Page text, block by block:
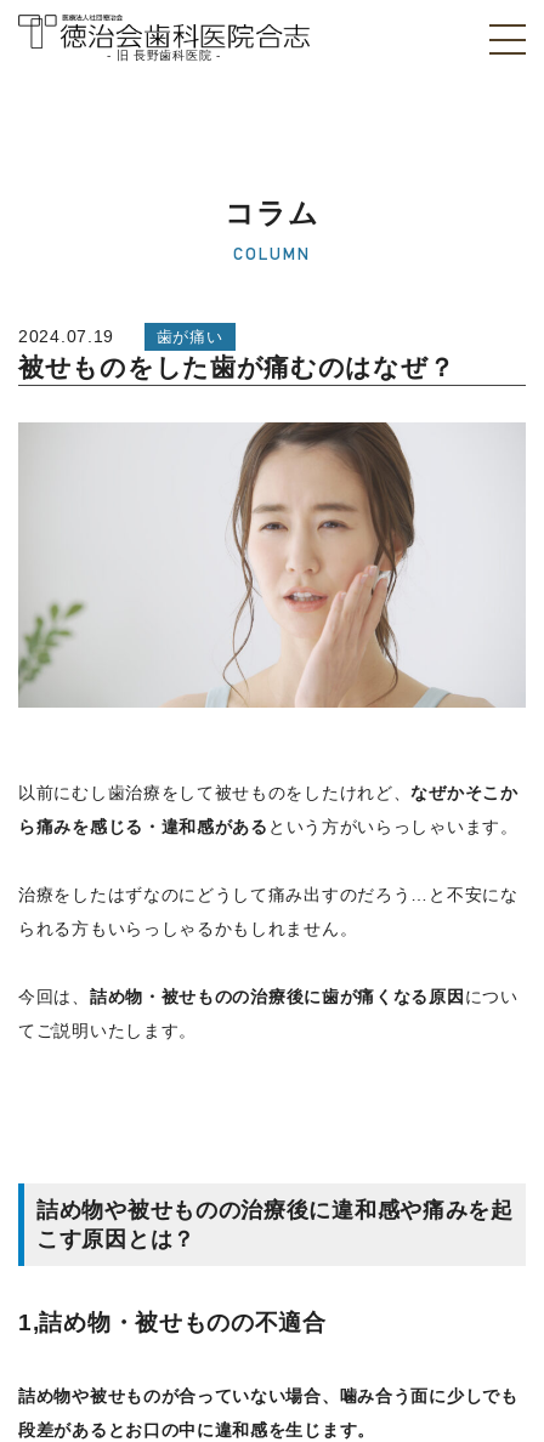
医院]｜熊本県合志
- 旧 長野歯科医院 -
コラム
COLUMN
2024.07.19 歯が痛い
被せものをした歯が痛むのはなぜ？
以前にむし歯治療をして被せものをしたけれど、なぜかそこか
ら痛みを感じる・違和感がある という方がいらっしゃいます。
治療をしたはずなのにどうして痛み出すのだろう…と不安にな
られる方もいらっしゃるかもしれません。
今回は、 詰め物・被せものの治療後に歯が痛くなる原因 につい
てご説明いたします。
詰め物や被せものの治療後に違和感や痛みを起
こす原因とは？
1,詰め物・被せものの不適合
詰め物や被せものが合っていない場合、噛み合う面に少しでも
段差があるとお口の中に違和感を生じます。